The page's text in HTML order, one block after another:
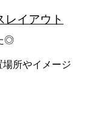
レイアウト
◎
所やイメージ